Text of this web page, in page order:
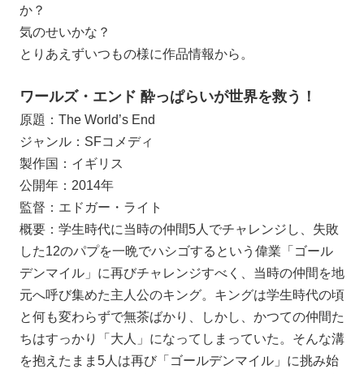
か？
気のせいかな？
とりあえずいつもの様に作品情報から。
ワールズ・エンド 酔っぱらいが世界を救う！
原題：The World’s End
ジャンル：SFコメディ
製作国：イギリス
公開年：2014年
監督：エドガー・ライト
概要：学生時代に当時の仲間5人でチャレンジし、失敗
した12のパプを一晩でハシゴするという偉業「ゴール
デンマイル」に再びチャレンジすべく、当時の仲間を地
元へ呼び集めた主人公のキング。キングは学生時代の頃
と何も変わらずで無茶ばかり、しかし、かつての仲間た
ちはすっかり「大人」になってしまっていた。そんな溝
を抱えたまま5人は再び「ゴールデンマイル」に挑み始